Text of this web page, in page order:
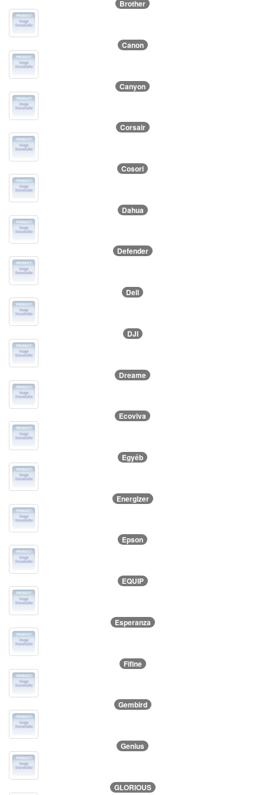
Brother
Canon
Canyon
Corsair
Cosori
Dahua
Defender
Dell
DJI
Dreame
Ecoviva
Egyéb
Energizer
Epson
EQUIP
Esperanza
Fifine
Gembird
Genius
GLORIOUS